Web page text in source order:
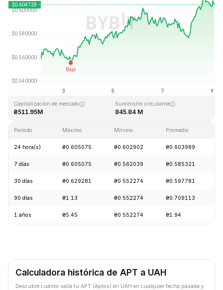
Última actualización: 2026-08-09, 01:46 GMT+0
Máximo histórico
Capitalización de mercado
₴511.95M
Suministro circulante
845.84 M
Período Máximo Mínimo Promedio
24 hora(s) ₴0.605075 ₴0.602902 ₴0.603989
7 días ₴0.605075 ₴0.562039 ₴0.585321
30 días ₴0.629281 ₴0.552274 ₴0.597781
90 días ₴1.13 ₴0.552274 ₴0.709113
1 años ₴5.45 ₴0.552274 ₴1.94
Calculadora histórica de APT a UAH
Descubre cuánto valía tu APT (Aptos) en UAH en cualquier fecha pasada y